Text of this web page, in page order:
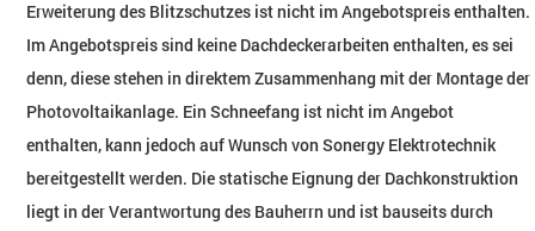
Erweiterung des Blitzschutzes ist nicht im Angebotspreis enthalten.
Im Angebotspreis sind keine Dachdeckerarbeiten enthalten, es sei
denn, diese stehen in direktem Zusammenhang mit der Montage der
Photovoltaikanlage. Ein Schneefang ist nicht im Angebot
enthalten, kann jedoch auf Wunsch von Sonergy Elektrotechnik
bereitgestellt werden. Die statische Eignung der Dachkonstruktion
liegt in der Verantwortung des Bauherrn und ist bauseits durch